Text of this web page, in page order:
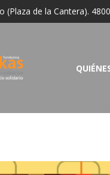
(Plaza de la Cantera).